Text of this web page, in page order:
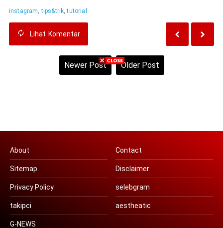
instagram,tips&trik,tutorial
Lihat Komentar
Newer Post Older Post
About Contact
Sitemap Disclaimer
Privacy Policy selebgram
takipci aestheatic
G-NEWS